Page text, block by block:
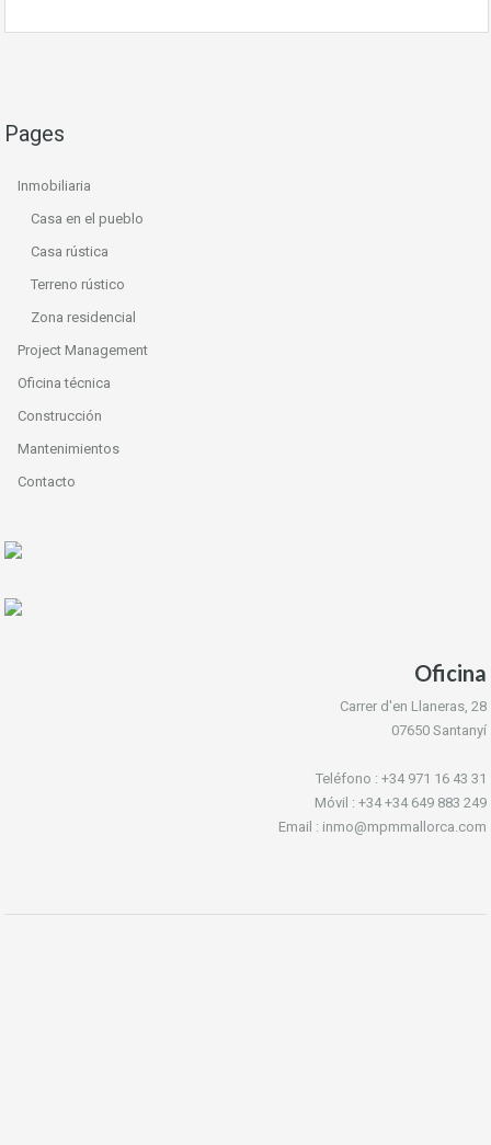
Pages
Inmobiliaria
Casa en el pueblo
Casa rústica
Terreno rústico
Zona residencial
Project Management
Oficina técnica
Construcción
Mantenimientos
Contacto
Oficina
Carrer d'en Llaneras, 28
07650 Santanyí
Teléfono : +34 971 16 43 31
Móvil : +34 +34 649 883 249
Email : inmo@mpmmallorca.com